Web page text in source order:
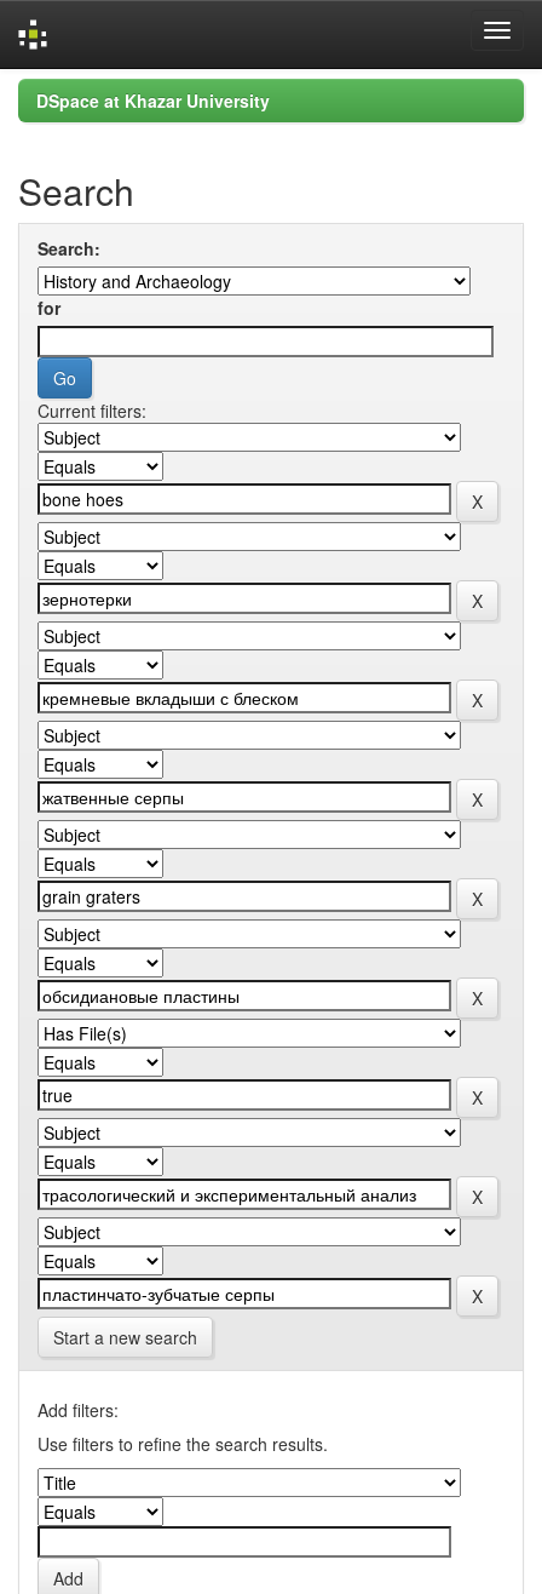
Skip
navigation
DSpace at Khazar University
Search
Search:
for
Current filters:
Start a new search
Add filters:
Use filters to refine the search results.